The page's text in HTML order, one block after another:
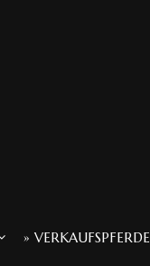
» VERKAUFSPFERDE